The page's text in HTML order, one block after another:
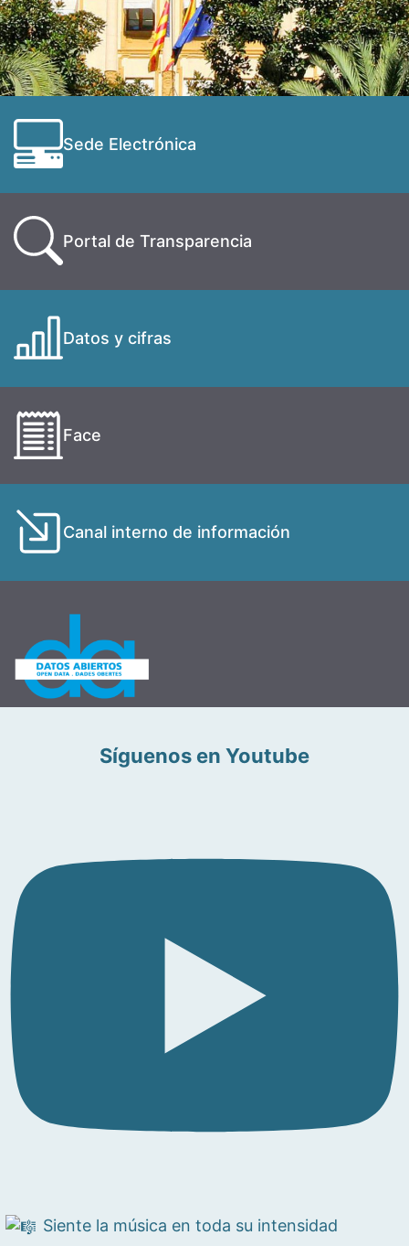
Sede Electrónica
Portal de Transparencia
Datos y cifras
Face
Canal interno de información
Síguenos en Youtube
Siente la música en toda su intensidad